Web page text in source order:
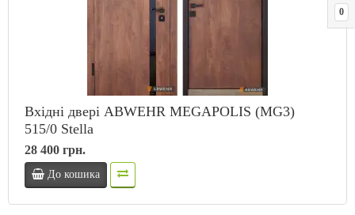
0
Вхідні двері ABWEHR MEGAPOLIS (MG3)
515/0 Stella
28 400 грн.
До кошика